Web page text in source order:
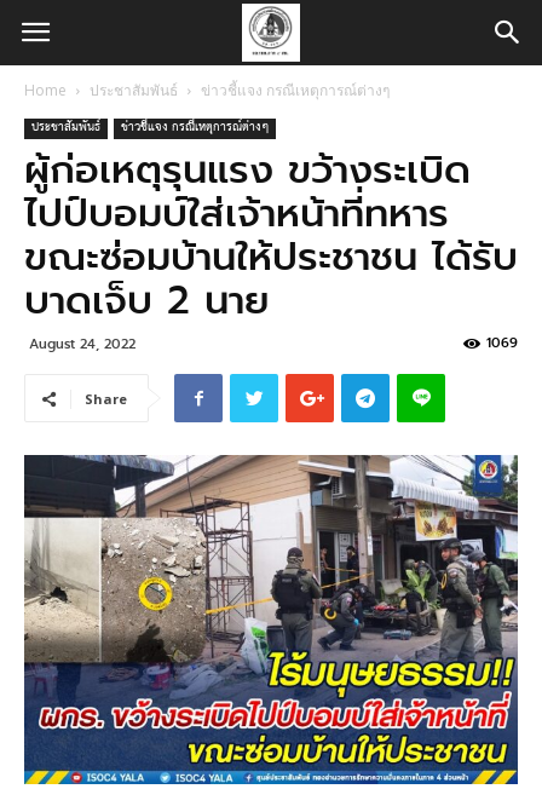
Home ประชาสัมพันธ์ ข่าวชี้แจง กรณีเหตุการณ์ต่างๆ
ประชาสัมพันธ์ ข่าวชี้แจง กรณีเหตุการณ์ต่างๆ
ผู้ก่อเหตุรุนแรง ขว้างระเบิด
ไปป์บอมบ์ใส่เจ้าหน้าที่ทหาร
ขณะซ่อมบ้านให้ประชาชน ได้รับ
บาดเจ็บ 2 นาย
August 24, 2022 1069
Share